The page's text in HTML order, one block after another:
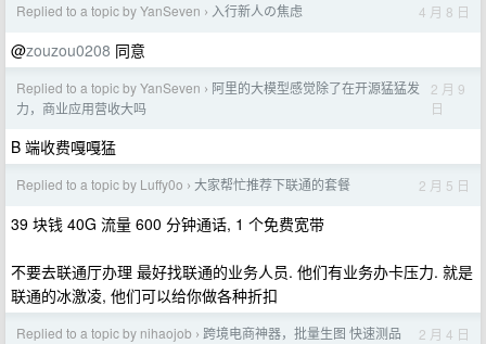
Replied to a topic by YanSeven › 入行新人の焦虑 4 月 8 日
@zouzou0208 同意
Replied to a topic by YanSeven › 阿里的大模型感觉除了在开源猛猛发
力，商业应用营收大吗
2 月 9
日
B 端收费嘎嘎猛
Replied to a topic by Luffy0o › 大家帮忙推荐下联通的套餐 2 月 5 日
39 块钱 40G 流量 600 分钟通话, 1 个免费宽带
不要去联通厅办理 最好找联通的业务人员. 他们有业务办卡压力. 就是
联通的冰激凌, 他们可以给你做各种折扣
Replied to a topic by nihaojob › 跨境电商神器，批量生图 快速测品 2 月 4 日